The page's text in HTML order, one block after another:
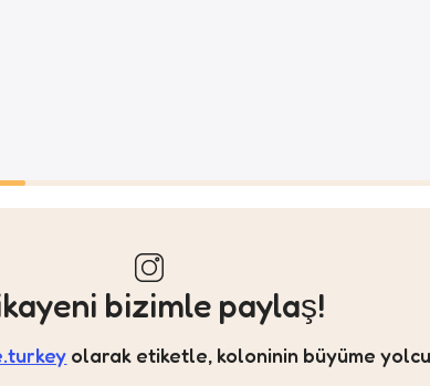
bizimle paylaş!
olarak etiketle, koloninin büyüme